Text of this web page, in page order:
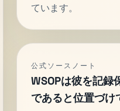
ています。
公式ソースノート
WSOPは彼を記録
であると位置づけ